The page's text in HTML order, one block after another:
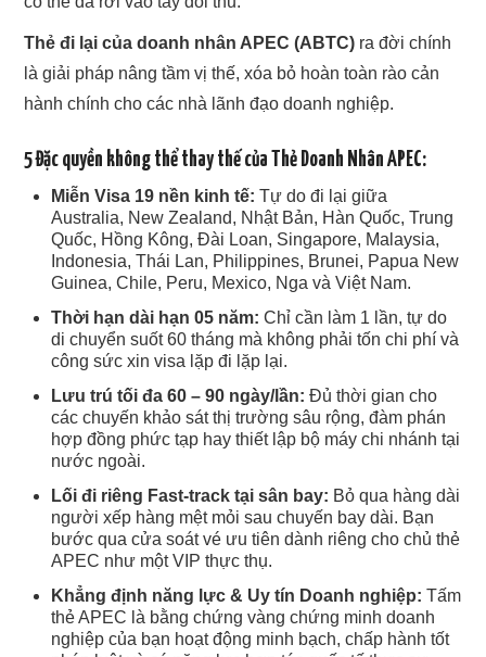
Thẻ đi lại của doanh nhân APEC (ABTC) ra đời chính
là giải pháp nâng tầm vị thế, xóa bỏ hoàn toàn rào cản
hành chính cho các nhà lãnh đạo doanh nghiệp.
5 Đặc quyền không thể thay thế của Thẻ Doanh Nhân APEC:
Miễn Visa 19 nền kinh tế: Tự do đi lại giữa
Australia, New Zealand, Nhật Bản, Hàn Quốc, Trung
Quốc, Hồng Kông, Đài Loan, Singapore, Malaysia,
Indonesia, Thái Lan, Philippines, Brunei, Papua New
Guinea, Chile, Peru, Mexico, Nga và Việt Nam.
Thời hạn dài hạn 05 năm: Chỉ cần làm 1 lần, tự do
di chuyển suốt 60 tháng mà không phải tốn chi phí và
công sức xin visa lặp đi lặp lại.
Lưu trú tối đa 60 – 90 ngày/lần: Đủ thời gian cho
các chuyến khảo sát thị trường sâu rộng, đàm phán
hợp đồng phức tạp hay thiết lập bộ máy chi nhánh tại
nước ngoài.
Lối đi riêng Fast-track tại sân bay: Bỏ qua hàng dài
người xếp hàng mệt mỏi sau chuyến bay dài. Bạn
bước qua cửa soát vé ưu tiên dành riêng cho chủ thẻ
APEC như một VIP thực thụ.
Khẳng định năng lực & Uy tín Doanh nghiệp: Tấm
thẻ APEC là bằng chứng vàng chứng minh doanh
nghiệp của bạn hoạt động minh bạch, chấp hành tốt